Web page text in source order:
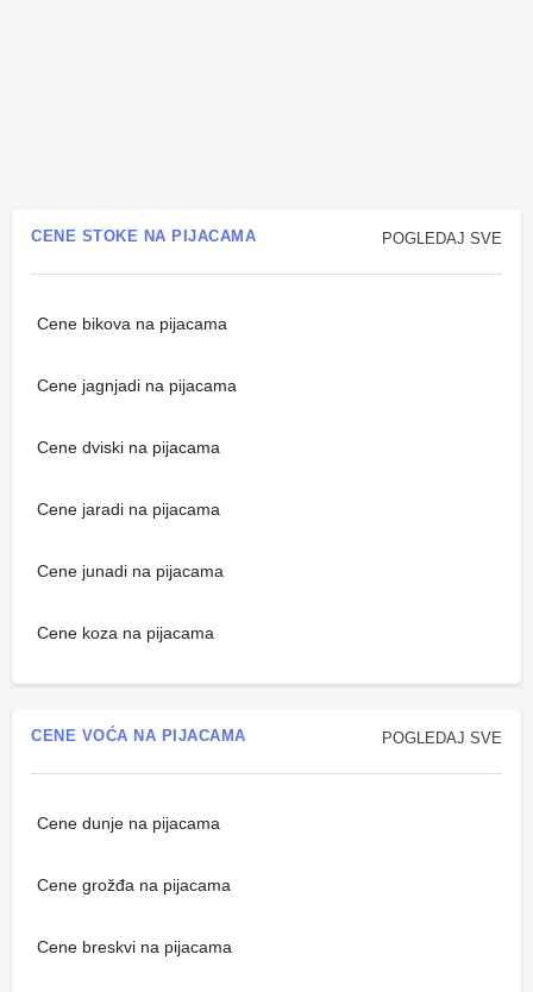
POGLEDAJ SVE
CENE STOKE NA PIJACAMA
Cene bikova na pijacama
Cene jagnjadi na pijacama
Cene dviski na pijacama
Cene jaradi na pijacama
Cene junadi na pijacama
Cene koza na pijacama
POGLEDAJ SVE
CENE VOĆA NA PIJACAMA
Cene dunje na pijacama
Cene grožđa na pijacama
Cene breskvi na pijacama